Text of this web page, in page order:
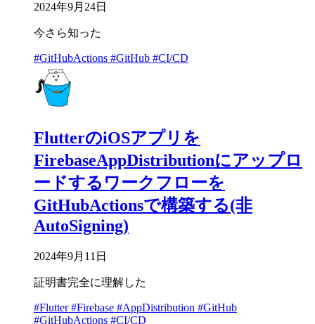
2024年9月24日
今さら知った
#GitHubActions #GitHub #CI/CD
FlutterのiOSアプリを
FirebaseAppDistributionにアップロ
ードするワークフローを
GitHubActionsで構築する(非
AutoSigning)
2024年9月11日
証明書完全に理解した
#Flutter#Firebase #AppDistribution #GitHub
#GitHubActions #CI/CD